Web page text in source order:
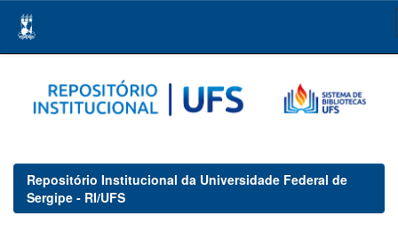
navigation
Repositório Institucional da Universidade Federal de
Sergipe - RI/UFS